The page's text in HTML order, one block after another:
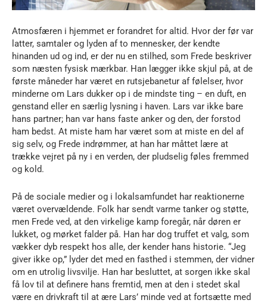
Atmosfæren i hjemmet er forandret for altid. Hvor der før var
latter, samtaler og lyden af to mennesker, der kendte
hinanden ud og ind, er der nu en stilhed, som Frede beskriver
som næsten fysisk mærkbar. Han lægger ikke skjul på, at de
første måneder har været en rutsjebanetur af følelser, hvor
minderne om Lars dukker op i de mindste ting – en duft, en
genstand eller en særlig lysning i haven. Lars var ikke bare
hans partner; han var hans faste anker og den, der forstod
ham bedst. At miste ham har været som at miste en del af
sig selv, og Frede indrømmer, at han har måttet lære at
trække vejret på ny i en verden, der pludselig føles fremmed
og kold.
På de sociale medier og i lokalsamfundet har reaktionerne
været overvældende. Folk har sendt varme tanker og støtte,
men Frede ved, at den virkelige kamp foregår, når døren er
lukket, og mørket falder på. Han har dog truffet et valg, som
vækker dyb respekt hos alle, der kender hans historie. “Jeg
giver ikke op,” lyder det med en fasthed i stemmen, der vidner
om en utrolig livsvilje. Han har besluttet, at sorgen ikke skal
få lov til at definere hans fremtid, men at den i stedet skal
være en drivkraft til at ære Lars’ minde ved at fortsætte med